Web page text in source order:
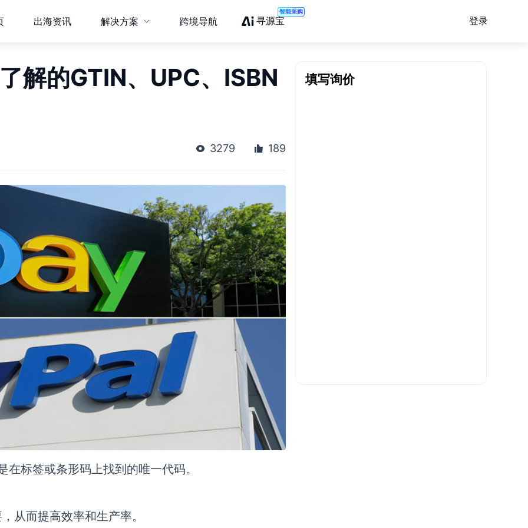
出海资讯 解决方案 跨境导航 寻源宝
智能采购
登录
解的GTIN、UPC、ISBN
3279 189
标签或条形码上找到的唯一代码。
从而提高效率和生产率。
填写询价